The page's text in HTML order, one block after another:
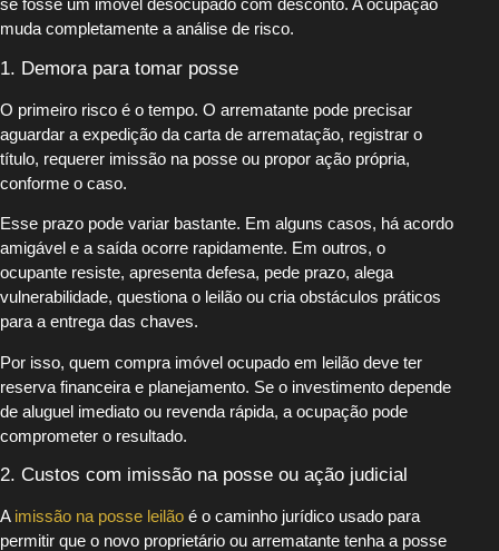
se fosse um imóvel desocupado com desconto. A ocupação
muda completamente a análise de risco.
1. Demora para tomar posse
O primeiro risco é o tempo. O arrematante pode precisar
aguardar a expedição da carta de arrematação, registrar o
título, requerer imissão na posse ou propor ação própria,
conforme o caso.
Esse prazo pode variar bastante. Em alguns casos, há acordo
amigável e a saída ocorre rapidamente. Em outros, o
ocupante resiste, apresenta defesa, pede prazo, alega
vulnerabilidade, questiona o leilão ou cria obstáculos práticos
para a entrega das chaves.
Por isso, quem compra imóvel ocupado em leilão deve ter
reserva financeira e planejamento. Se o investimento depende
de aluguel imediato ou revenda rápida, a ocupação pode
comprometer o resultado.
2. Custos com imissão na posse ou ação judicial
A imissão na posse leilão é o caminho jurídico usado para
permitir que o novo proprietário ou arrematante tenha a posse